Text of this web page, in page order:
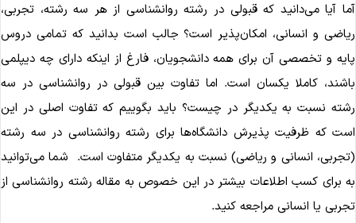
آیا می‌دانید که قبولی در رشته روانشناسی از هر سه رشته، تجربی،
و انسانی، امکان‌پذیر است؟ جالب است بدانید که تمامی دروس
و تخصصی آن برای همه دانشجویان، فارغ از اینکه دارای چه دیپلمی
کاملا یکسان است. اما تفاوت بین قبولی در روانشناسی در سه
نسبت به یکدیگر در چیست؟ باید بگوییم که تفاوت اصلی در این
که ظرفیت پذیرش دانشگاه‌ها برای رشته روانشناسی در سه رشته
انسانی و ریاضی) نسبت به یکدیگر متفاوت است. شما می‌توانید
برای کسب اطلاعات بیشتر در این خصوص به مقاله رشته روانشناسی از
یا انسانی مراجعه کنید.